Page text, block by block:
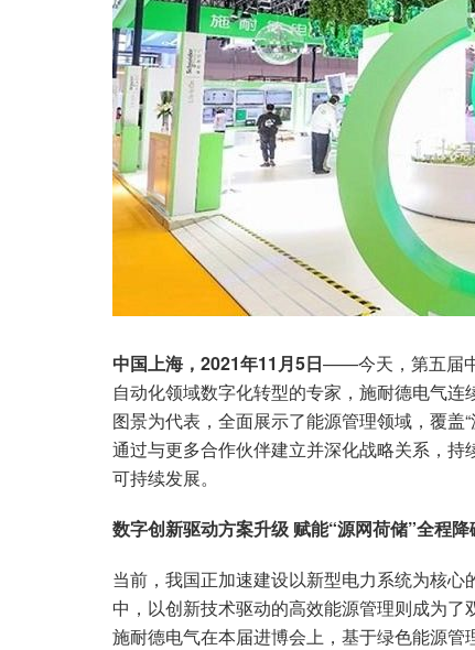
中国上海，2021年11月5日——今天，第五届
自动化领域数字化转型的专家，施耐德电气
图景为代表，全面展示了能源管理领域，覆盖
通过与更多合作伙伴建立并深化战略关系，持
可持续发展。
数字创新驱动方案升级 赋能“源网荷储”全程降
当前，我国正加速建设以新型电力系统为核
中，以创新技术驱动的高效能源管理则成为
施耐德电气在本届进博会上，基于绿色能源管